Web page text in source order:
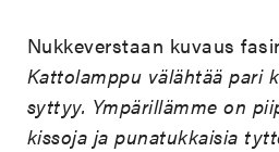
Nukkeverstaan kuvaus
Kattolamppu välähtää pari
syttyy. Ympärillämme on
kissoja ja punatukkaisia